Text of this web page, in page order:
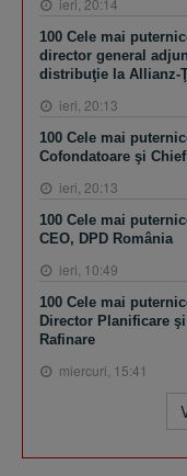
100 Cele mai
director general
distribuţie la Allianz-
ieri, 20:13
100 Cele mai
Cofondatoare şi
ieri, 20:13
100 Cele mai
CEO, DPD România
ieri, 10:49
100 Cele mai
Director Planificare
Rafinare
miercuri, 15:41